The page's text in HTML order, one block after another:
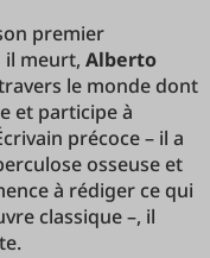
premier
il meurt, Alberto
le monde dont
et participe à
précoce – il a
osseuse et
à rédiger ce qui
classique –, il